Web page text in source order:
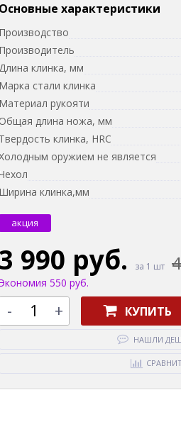
Основные характеристики
Производство
Производитель
клинка, мм
Марка стали клинка
Материал рукояти
Общая длина ножа, мм
Твердость клинка, HRC
оружием не является
Ширина клинка,мм
акция
3 990 руб. за 1 шт
550 руб.
- + КУПИТЬ
НАШЛИ